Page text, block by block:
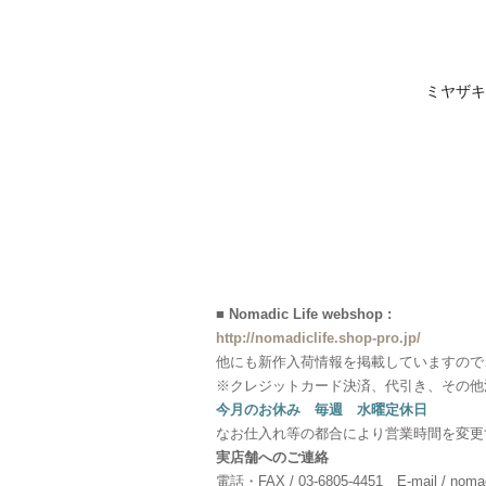
ミヤザ
■ Nomadic Life webshop :
http://nomadiclife.shop-pro.jp/
他にも新作入荷情報を掲載していますの
※クレジットカード決済、代引き、その
今月のお休み 毎週 水曜定休日
なお仕入れ等の都合により営業時間を変
実店舗へのご連絡
電話・FAX / 03-6805-4451 E-mail /